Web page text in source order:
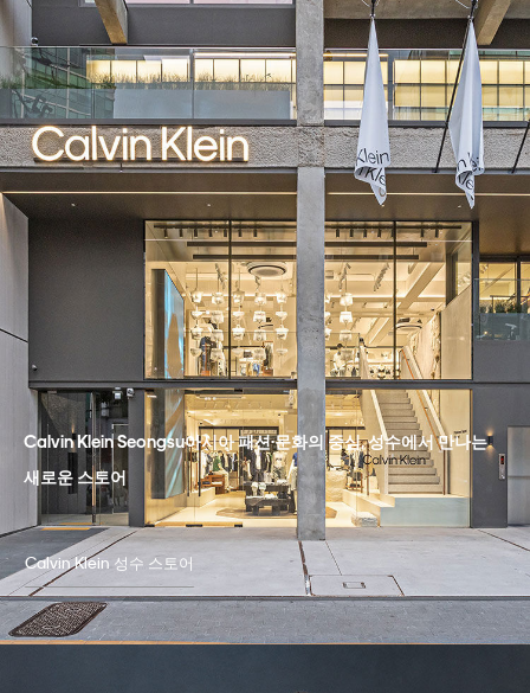
Calvin Klein Seongsu아시아 패션·문화의 중심, 성수에서 만나는
새로운 스토어
Calvin Klein 성수 스토어